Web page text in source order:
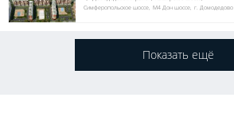
Симферопольское шоссе М4 Дон шоссе г. Домодедово
Показать ещё